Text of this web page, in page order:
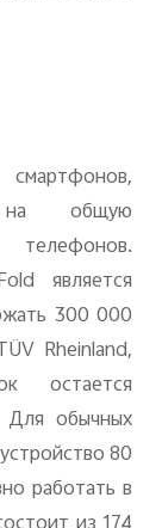
на общую
является
300 000
ÜV Rheinland,
остается
Для обычных
80
работать в